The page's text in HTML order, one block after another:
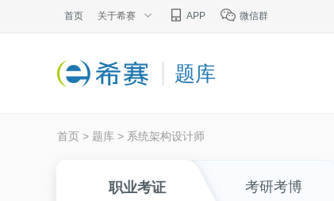
首页 关于希赛 APP 微信群
题库
首页 > 题库 > 系统架构设计师
职业考证 考研考博